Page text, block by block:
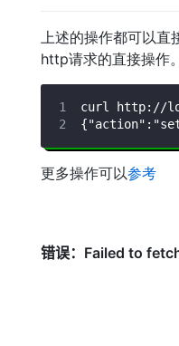
上述的操作都可以
http请求的直接操作
更多操作可以参考